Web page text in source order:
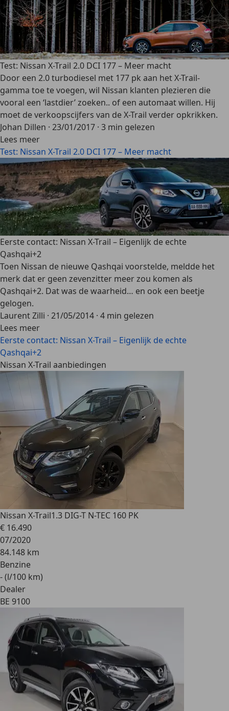
Test: Nissan X-Trail 2.0 DCI 177 – Meer macht
Door een 2.0 turbodiesel met 177 pk aan het X-Trail-
gamma toe te voegen, wil Nissan klanten plezieren die
vooral een ‘lastdier’ zoeken.. of een automaat willen. Hij
moet de verkoopscijfers van de X-Trail verder opkrikken.
Johan Dillen · 23/01/2017 · 3 min gelezen
Lees meer
Test: Nissan X-Trail 2.0 DCI 177 – Meer macht
Eerste contact: Nissan X-Trail – Eigenlijk de echte
Qashqai+2
Toen Nissan de nieuwe Qashqai voorstelde, meldde het
merk dat er geen zevenzitter meer zou komen als
Qashqai+2. Dat was de waarheid… en ook een beetje
gelogen.
Laurent Zilli · 21/05/2014 · 4 min gelezen
Lees meer
Eerste contact: Nissan X-Trail – Eigenlijk de echte
Qashqai+2
Nissan X-Trail aanbiedingen
Nissan X-Trail1.3 DIG-T N-TEC 160 PK
€ 16.490
07/2020
84.148 km
Benzine
- (l/100 km)
Dealer
BE 9100